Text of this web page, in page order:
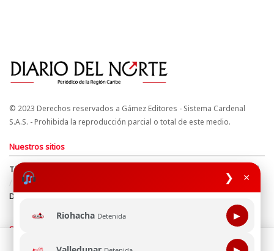
❯ ×
Riohacha Detenida ▶
© 2023 Derechos reservados a Gámez Editores - Sistema Cardenal
S.A.S. - Prohibida la reproducción parcial o total de este medio.
Nuestros sitios
Términos y Condiciones
Derechos de Autor y Propiedad Intelectual
Política de uso de cookies
Política de Tratamiento de Datos
Directrices Editoriales
Síguenos
Esta página web usa cookie para mejorar tu experiencia de